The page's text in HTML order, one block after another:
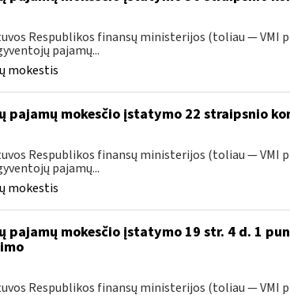
Respublikos finansų ministerijos (toliau — VMI
pajamų...
mokestis
pajamų mokesčio įstatymo 22 straipsnio
Respublikos finansų ministerijos (toliau — VMI
pajamų...
mokestis
pajamų mokesčio įstatymo 19 str. 4 d. 1
Respublikos finansų ministerijos (toliau — VMI